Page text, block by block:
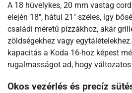
A 18 hüvelykes, 20 mm vastag
elején 18″, hátul 21″ széles, így
családi méretű pizzákhoz, akár
zöldségekhez vagy
kapacitás a Koda 16-hoz képest
rugalmasságot ad, hogy
Okos vezérlés és precíz